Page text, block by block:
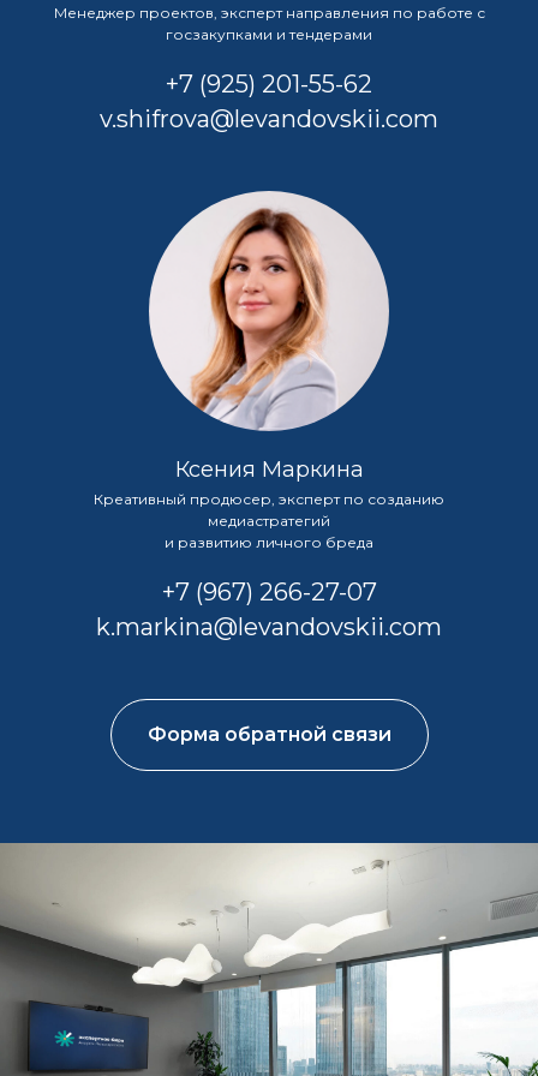
Менеджер проектов, эксперт направления по работе с
госзакупками и тендерами
+7 (925) 201-55-62
v.shifrova@levandovskii.com
Ксения Маркина
Креативный продюсер, эксперт по созданию
медиастратегий
и развитию личного бреда
+7 (967) 266-27-07
k.markina@levandovskii.com
Форма обратной связи